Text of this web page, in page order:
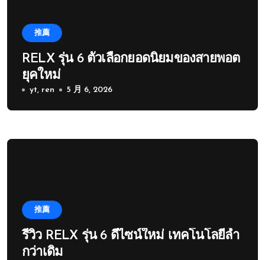
推薦
RELX รุ่น 6 ตัวเลือกยอดนิยมของสายพอต
ยุคใหม่
yt, ren 5 月 6, 2026
推薦
รีวิว RELX รุ่น 6 ดีไซน์ใหม่ เทคโนโลยีล้ำ
กว่าเดิม